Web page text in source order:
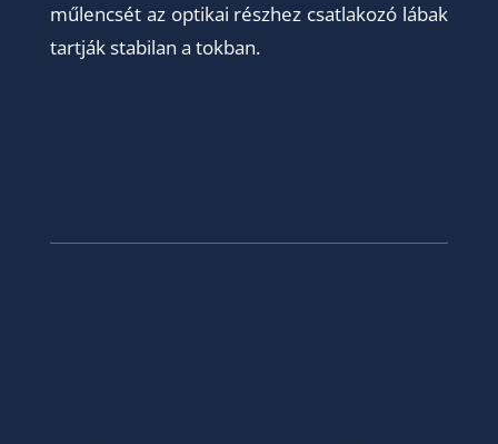
műlencsét az optikai részhez csatlakozó lábak
tartják stabilan a tokban.